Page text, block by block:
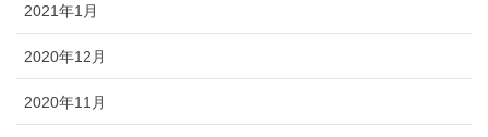
2021年1月
2020年12月
2020年11月